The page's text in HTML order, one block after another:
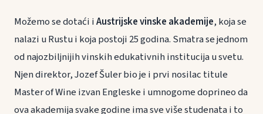
Možemo se dotaći iAustrijske vinske akademije, koja se
nalazi u Rustu i koja postoji 25 godina. Smatra se jednom
od najozbiljnijih vinskih edukativnih institucija u svetu.
Njen direktor, Jozef Šuler bio je i prvi nosilac titule
Master of Wine izvan Engleske i umnogome doprineo da
ova akademija svake godine ima sve više studenata i to